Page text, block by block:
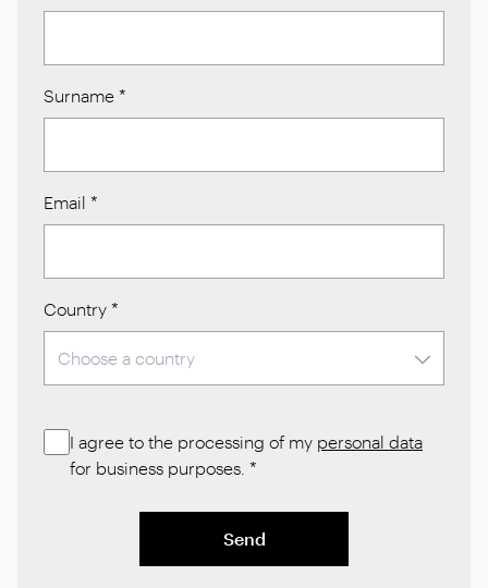
Surname *
Email *
Country *
I agree to the processing of my personal data
for business purposes. *
Send